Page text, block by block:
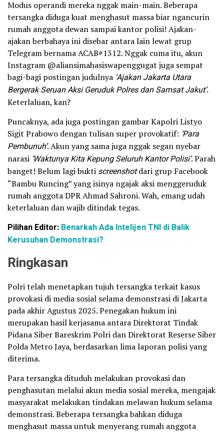
Modus operandi mereka nggak main-main. Beberapa
tersangka diduga kuat menghasut massa biar ngancurin
rumah anggota dewan sampai kantor polisi! Ajakan-
ajakan berbahaya ini disebar antara lain lewat grup
Telegram bernama ACAB#1312. Nggak cuma itu, akun
Instagram @aliansimahasiswapenggugat juga sempat
bagi-bagi postingan judulnya ‘Ajakan Jakarta Utara
Bergerak Seruan Aksi Geruduk Polres dan Samsat Jakut’.
Keterlaluan, kan?
Puncaknya, ada juga postingan gambar Kapolri Listyo
Sigit Prabowo dengan tulisan super provokatif: ‘Para
Pembunuh’. Akun yang sama juga nggak segan nyebar
narasi ‘Waktunya Kita Kepung Seluruh Kantor Polisi’. Parah
banget! Belum lagi bukti screenshotdari grup Facebook
“Bambu Runcing” yang isinya ngajak aksi menggeruduk
rumah anggota DPR Ahmad Sahroni. Wah, emang udah
keterlaluan dan wajib ditindak tegas.
Pilihan Editor: Benarkah Ada Intelijen TNI di Balik
Kerusuhan Demonstrasi?
Ringkasan
Polri telah menetapkan tujuh tersangka terkait kasus
provokasi di media sosial selama demonstrasi di Jakarta
pada akhir Agustus 2025. Penegakan hukum ini
merupakan hasil kerjasama antara Direktorat Tindak
Pidana Siber Bareskrim Polri dan Direktorat Reserse Siber
Polda Metro Jaya, berdasarkan lima laporan polisi yang
diterima.
Para tersangka dituduh melakukan provokasi dan
penghasutan melalui akun media sosial mereka, mengajak
masyarakat melakukan tindakan melawan hukum selama
demonstrasi. Beberapa tersangka bahkan diduga
menghasut massa untuk menyerang rumah anggota